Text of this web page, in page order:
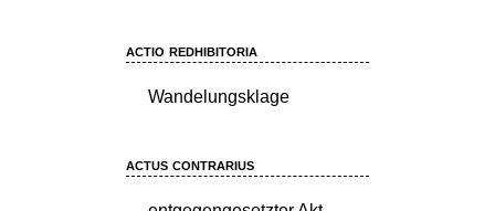
actio redhibitoria
Wandelungsklage
actus contrarius